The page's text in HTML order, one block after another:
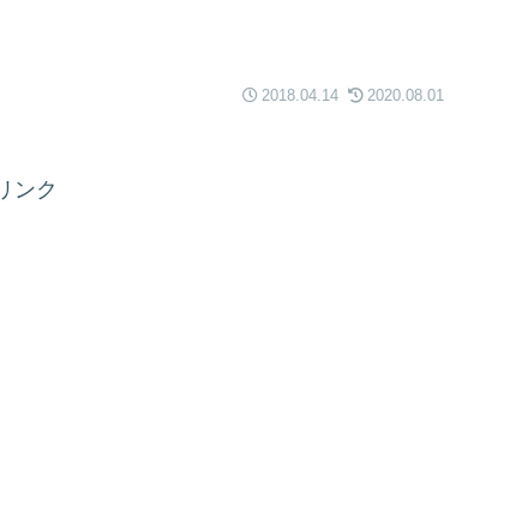
2018.04.14 2020.08.01
ンク